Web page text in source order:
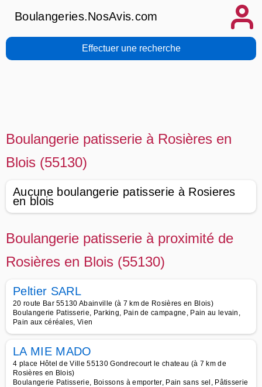
Boulangeries.NosAvis.com
Effectuer une recherche
Boulangerie patisserie à Rosières en
Blois (55130)
Aucune boulangerie patisserie à Rosieres
en blois
Boulangerie patisserie à proximité de
Rosières en Blois (55130)
Peltier SARL
20 route Bar 55130 Abainville (à 7 km de Rosières en Blois)
Boulangerie Patisserie, Parking, Pain de campagne, Pain au levain,
Pain aux céréales, Vien
LA MIE MADO
4 place Hôtel de Ville 55130 Gondrecourt le chateau (à 7 km de
Rosières en Blois)
Boulangerie Patisserie, Boissons à emporter, Pain sans sel, Pâtisserie